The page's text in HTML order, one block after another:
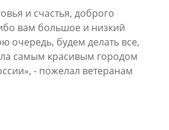
и счастья, доброго
вам большое и низкий
очередь, будем делать все,
самым красивым городом
- пожелал ветеранам